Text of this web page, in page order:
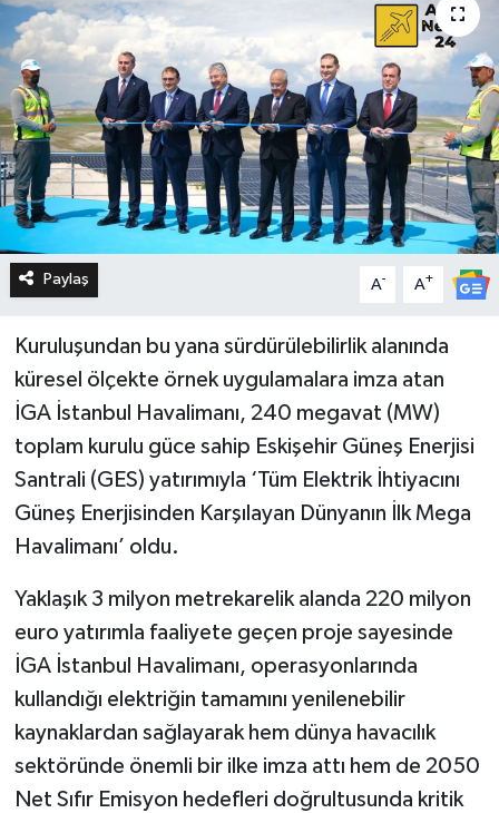
Paylaş A- A+
Kuruluşundan bu yana sürdürülebilirlik alanında
küresel ölçekte örnek uygulamalara imza atan
İGA İstanbul Havalimanı, 240 megavat (MW)
toplam kurulu güce sahip Eskişehir Güneş Enerjisi
Santrali (GES) yatırımıyla ‘Tüm Elektrik İhtiyacını
Güneş Enerjisinden Karşılayan Dünyanın İlk Mega
Havalimanı’ oldu.
Yaklaşık 3 milyon metrekarelik alanda 220 milyon
euro yatırımla faaliyete geçen proje sayesinde
İGA İstanbul Havalimanı, operasyonlarında
kullandığı elektriğin tamamını yenilenebilir
kaynaklardan sağlayarak hem dünya havacılık
sektöründe önemli bir ilke imza attı hem de 2050
Net Sıfır Emisyon hedefleri doğrultusunda kritik